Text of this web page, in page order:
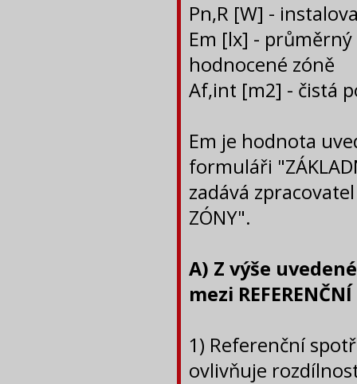
Pn,R [W] -
Em [lx] -
hodnocené zóně
Af,int [m2] - čistá
Em je hodnota
formuláři
zadává
ZÓNY".
A) Z výše
mezi
1) Referenční
ovlivňuje